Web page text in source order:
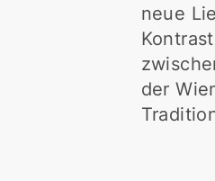
neue
Kontrast
der